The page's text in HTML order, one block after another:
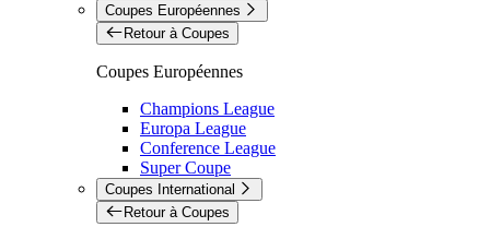
Coupes Européennes
Retour à Coupes
Coupes Européennes
Champions League
Europa League
Conference League
Super Coupe
Coupes International
Retour à Coupes